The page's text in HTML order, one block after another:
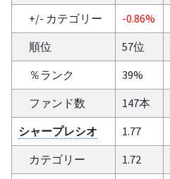
+/- カテゴリー
-0.86%
順位
57位
％ランク
39%
ファンド数
147本
シャープレシオ
1.77
カテゴリー
1.72